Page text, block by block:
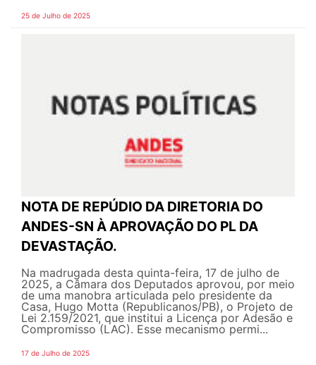
25 de Julho de 2025
NOTA DE REPÚDIO DA DIRETORIA DO
ANDES-SN À APROVAÇÃO DO PL DA
DEVASTAÇÃO.
Na madrugada desta quinta-feira, 17 de julho de
2025, a Câmara dos Deputados aprovou, por meio
de uma manobra articulada pelo presidente da
Casa, Hugo Motta (Republicanos/PB), o Projeto de
Lei 2.159/2021, que institui a Licença por Adesão e
Compromisso (LAC). Esse mecanismo permi...
17 de Julho de 2025